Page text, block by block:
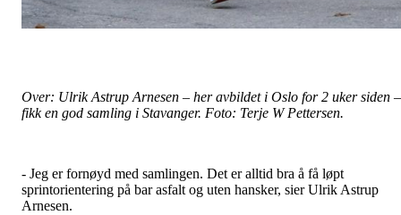
Over: Ulrik Astrup Arnesen – her avbildet i Oslo for 2 uker siden –
fikk en god samling i Stavanger. Foto: Terje W Pettersen.
- Jeg er fornøyd med samlingen. Det er alltid bra å få løpt
sprintorientering på bar asfalt og uten hansker, sier Ulrik Astrup
Arnesen.